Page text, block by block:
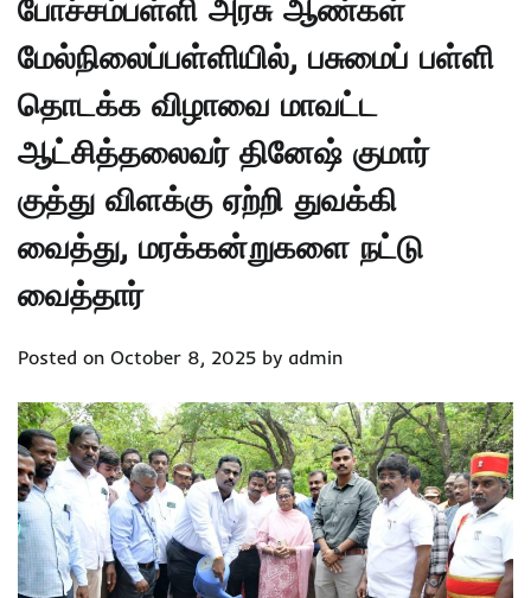
போச்சம்பள்ளி அரசு ஆண்கள்
மேல்நிலைப்பள்ளியில், பசுமைப் பள்ளி
தொடக்க விழாவை மாவட்ட
ஆட்சித்தலைவர் தினேஷ் குமார்
குத்து விளக்கு ஏற்றி துவக்கி
வைத்து, மரக்கன்றுகளை நட்டு
வைத்தார்
Posted on October 8, 2025 by admin